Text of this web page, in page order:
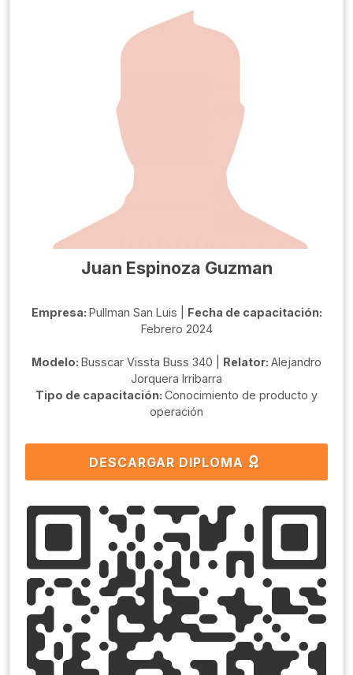
Juan Espinoza Guzman
Empresa: Pullman San Luis |
Fecha de capacitación:
Febrero 2024
Modelo: Busscar Vissta Buss 340 | Relator: Alejandro
Jorquera Irribarra
Tipo de capacitación: Conocimiento de producto y
operación
DESCARGAR DIPLOMA